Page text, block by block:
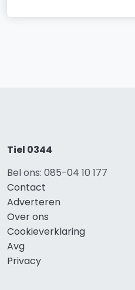
Tiel 0344
Bel ons: 085-04 10 177
Contact
Adverteren
Over ons
Cookieverklaring
Avg
Privacy